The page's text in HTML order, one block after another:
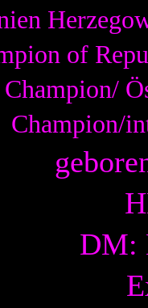
of
Champion/
DM: